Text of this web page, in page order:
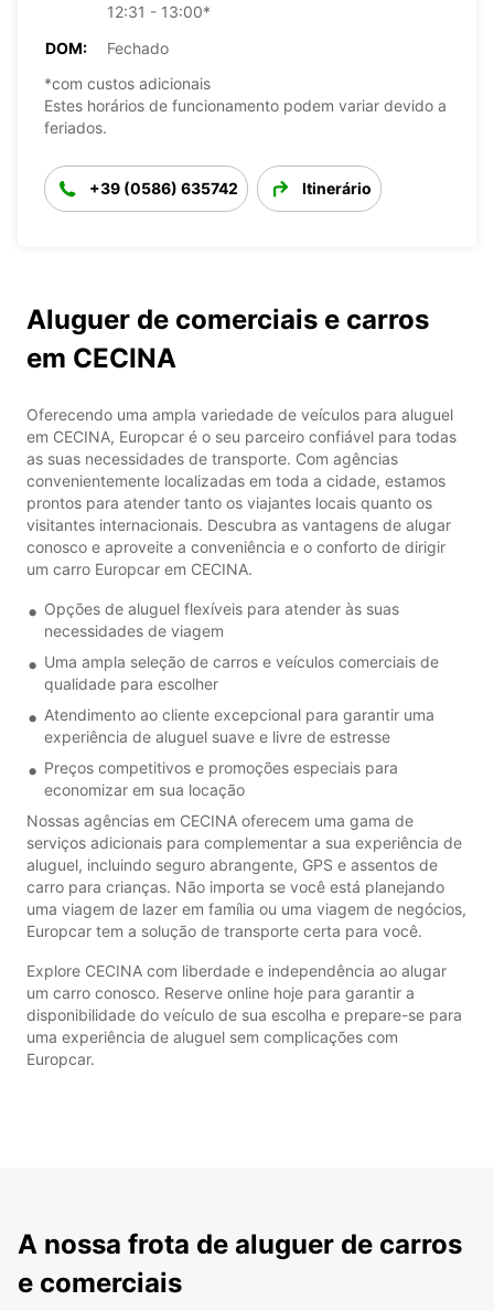
12:31 - 13:00*
DOM:
Fechado
*com custos adicionais
Estes horários de funcionamento podem variar devido a
feriados.
+39 (0586) 635742 Itinerário
Aluguer de comerciais e carros
em CECINA
Oferecendo uma ampla variedade de veículos para aluguel
em CECINA, Europcar é o seu parceiro confiável para todas
as suas necessidades de transporte. Com agências
convenientemente localizadas em toda a cidade, estamos
prontos para atender tanto os viajantes locais quanto os
visitantes internacionais. Descubra as vantagens de alugar
conosco e aproveite a conveniência e o conforto de dirigir
um carro Europcar em CECINA.
Opções de aluguel flexíveis para atender às suas
necessidades de viagem
Uma ampla seleção de carros e veículos comerciais de
qualidade para escolher
Atendimento ao cliente excepcional para garantir uma
experiência de aluguel suave e livre de estresse
Preços competitivos e promoções especiais para
economizar em sua locação
Nossas agências em CECINA oferecem uma gama de
serviços adicionais para complementar a sua experiência de
aluguel, incluindo seguro abrangente, GPS e assentos de
carro para crianças. Não importa se você está planejando
uma viagem de lazer em família ou uma viagem de negócios,
Europcar tem a solução de transporte certa para você.
Explore CECINA com liberdade e independência ao alugar
um carro conosco. Reserve online hoje para garantir a
disponibilidade do veículo de sua escolha e prepare-se para
uma experiência de aluguel sem complicações com
Europcar.
A nossa frota de aluguer de carros
e comerciais